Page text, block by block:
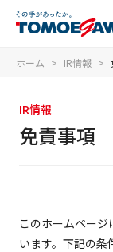
ホーム IR情報
IR情報
免責事項
このホームページ
います。下記の条